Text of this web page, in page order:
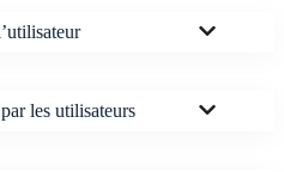
les utilisateurs